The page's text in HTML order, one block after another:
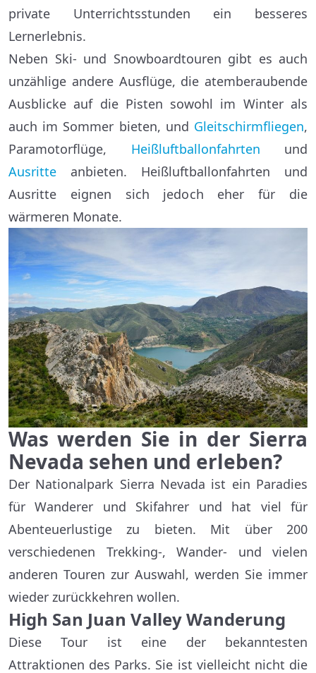
private Unterrichtsstunden ein besseres
Lernerlebnis.
Neben Ski- und Snowboardtouren gibt es auch
unzählige andere Ausflüge, die atemberaubende
Ausblicke auf die Pisten sowohl im Winter als
auch im Sommer bieten, und Gleitschirmfliegen,
Paramotorflüge, Heißluftballonfahrten und
Ausritte anbieten. Heißluftballonfahrten und
Ausritte eignen sich jedoch eher für die
wärmeren Monate.
Was werden Sie in der Sierra
Nevada sehen und erleben?
Der Nationalpark Sierra Nevada ist ein Paradies
für Wanderer und Skifahrer und hat viel für
Abenteuerlustige zu bieten. Mit über 200
verschiedenen Trekking-, Wander- und vielen
anderen Touren zur Auswahl, werden Sie immer
wieder zurückkehren wollen.
High San Juan Valley Wanderung
Diese Tour ist eine der bekanntesten
Attraktionen des Parks. Sie ist vielleicht nicht die